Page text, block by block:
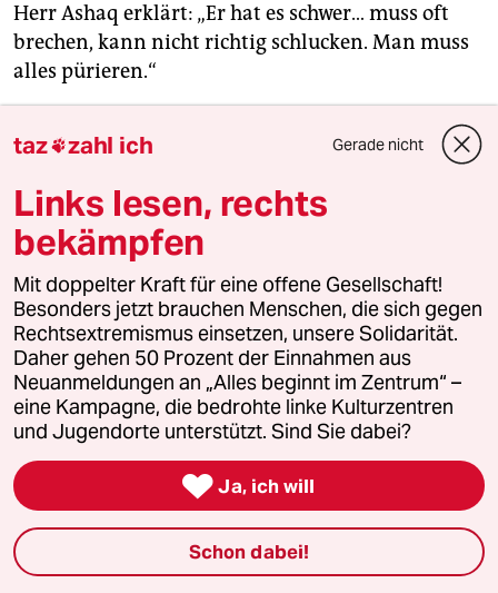
Herr Ashaq erklärt: „Er hat es schwer… muss oft
brechen, kann nicht richtig schlucken. Man muss
alles pürieren.“
Herr Ashaq spricht kurz Griechisch mit seiner Frau
und sagt dann: „Meine Frau sagt, ich soll noch das
mit der Staatsbürgerschaft erzählen. Was wir nicht
verstehen, unsere Kinder sind nicht deutsche
Kinder. Ich war beim Bürgeramt mit den
Geburtsurkunden, hab gesagt: Das sind meine
Kinder, die Mutter ist EU-Bürgerin, wir wollen
einen deutschen Pass haben für die Kinder. Der
Mann sagt nein! Wieso nein, frage ich, alle sind
hier geboren, haben deutsche Geburtsurkunden.
Er sagt, erst nach acht Jahren können die Kinder
einen deutschen Pass bekommen.“ Fatima steigt
von meinen Füßen herunter und klettert auf die
taz zahl ich Gerade nicht
Links lesen, rechts
bekämpfen
Mit doppelter Kraft für eine offene Gesellschaft!
Besonders jetzt brauchen Menschen, die sich gegen
Rechtsextremismus einsetzen, unsere Solidarität.
Daher gehen 50 Prozent der Einnahmen aus
Neuanmeldungen an „Alles beginnt im Zentrum“ –
eine Kampagne, die bedrohte linke Kulturzentren
und Jugendorte unterstützt. Sind Sie dabei?
 Ja, ich will
Schon dabei!